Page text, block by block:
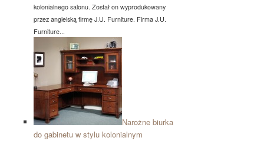
kolonialnego salonu. Został on wyprodukowany
przez angielską firmę J.U. Furniture. Firma J.U.
Furniture...
Narożne biurka
do gabinetu w stylu kolonialnym